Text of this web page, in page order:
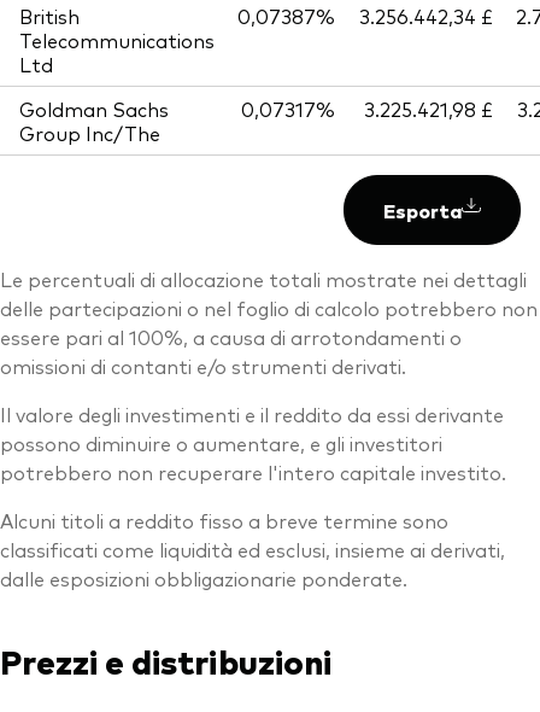
British
Telecommunications
Ltd
0,07387% 3.256.442,34 £
Goldman Sachs
Group Inc/The
0,07317% 3.225.421,98 £
Esporta
Le percentuali di allocazione totali mostrate nei dettagli
delle partecipazioni o nel foglio di calcolo potrebbero non
essere pari al 100%, a causa di arrotondamenti o
omissioni di contanti e/o strumenti derivati.
Il valore degli investimenti e il reddito da essi derivante
possono diminuire o aumentare, e gli investitori
potrebbero non recuperare l'intero capitale investito.
Alcuni titoli a reddito fisso a breve termine sono
classificati come liquidità ed esclusi, insieme ai derivati,
dalle esposizioni obbligazionarie ponderate.
Prezzi e distribuzioni